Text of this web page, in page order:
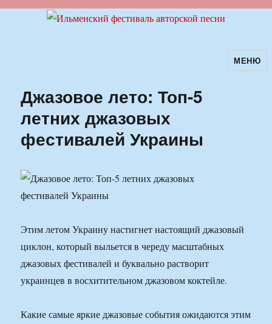
Ильменский фестиваль авторскойМЕНЮ
Джазовое лето: Топ-5
летних джазовых
фестивалей Украины
Этим летом Украину настигнет настоящий джазовый
циклон, который выльется в череду масштабных
джазовых фестивалей и буквально растворит
украинцев в восхитительном джазовом коктейле.
Какие самые яркие джазовые события ожидаются этим